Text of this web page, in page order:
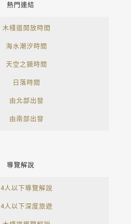
熱門連結
木棧道開放時間
海水潮汐時間
天空之鏡時間
日落時間
由北部出發
由南部出發
導覽解說
4人以下導覽解說
4人以下深度旅遊